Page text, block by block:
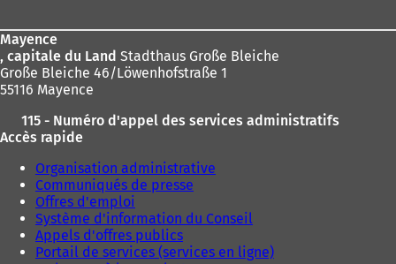
Mayence
, capitale du Land Stadthaus Große Bleiche
Große Bleiche 46/Löwenhofstraße 1
55116 Mayence
115 - Numéro d'appel des services administratifs
Accès rapide
Organisation administrative
Communiqués de presse
Offres d'emploi
Système d'information du Conseil
Appels d'offres publics
Portail de services (services en ligne)